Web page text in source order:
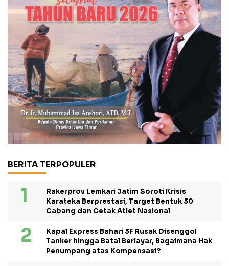
BERITA TERPOPULER
Rakerprov Lemkari Jatim Soroti Krisis
Karateka Berprestasi, Target Bentuk 30
Cabang dan Cetak Atlet Nasional
Kapal Express Bahari 3F Rusak Disenggol
Tanker hingga Batal Berlayar, Bagaimana Hak
Penumpang atas Kompensasi?